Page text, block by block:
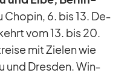
Cho­pin, 6. bis 13. De­
vom 13. bis 20.
mit Zie­len wie
und Dres­den. Win­